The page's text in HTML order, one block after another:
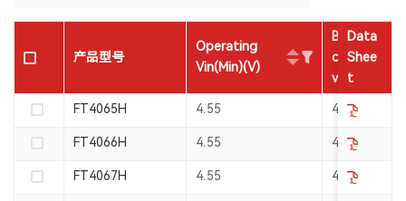
Operating
Vin(Min)(V)
Battery
charge
voltage(V)
4.55 4.2
4.55 4.2
4.55 4.2
产品型号
FT4065H
FT4066H
FT4067H
Data
Shee
t